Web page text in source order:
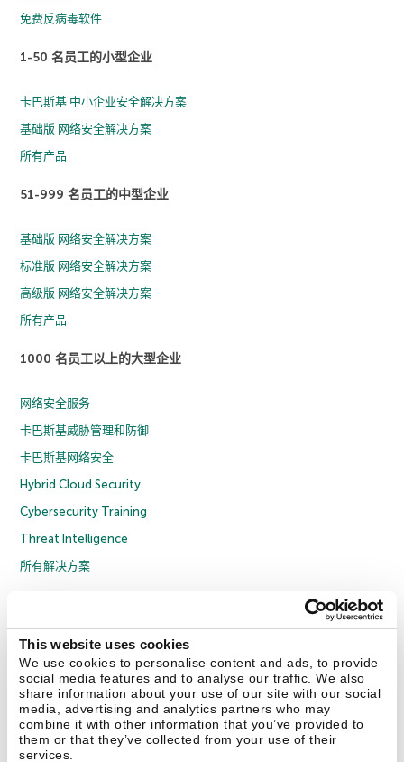
This website uses cookies
We use cookies to personalise content and ads, to provide
social media features and to analyse our traffic. We also
share information about your use of our site with our social
media, advertising and analytics partners who may
combine it with other information that you’ve provided to
them or that they’ve collected from your use of their
services.
免费反病毒软件
1-50 名员工的小型企业
卡巴斯基 中小企业安全解决方案
基础版 网络安全解决方案
所有产品
51-999 名员工的中型企业
基础版 网络安全解决方案
标准版 网络安全解决方案
高级版 网络安全解决方案
所有产品
1000 名员工以上的大型企业
网络安全服务
卡巴斯基威胁管理和防御
卡巴斯基网络安全
Hybrid Cloud Security
Cybersecurity Training
Threat Intelligence
所有解决方案
隐私策略
京ICP备12053225号
京公网安备 11010102001169号
联系我们 关于我们 合作伙伴 Blog 资源中心 新闻稿
Securelist Eugene Personal Blog